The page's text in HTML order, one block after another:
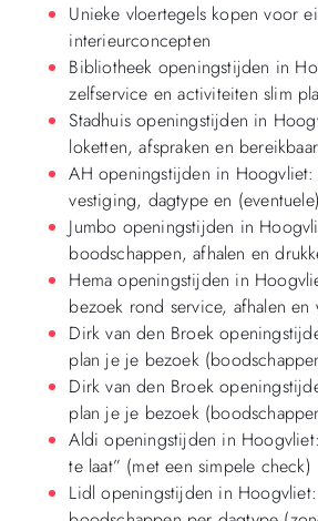
Unieke vloertegels kopen voor
interieurconcepten
Bibliotheek openingstijden in
zelfservice en activiteiten slim
Stadhuis openingstijden in
loketten, afspraken en
AH openingstijden in
vestiging, dagtype en
Jumbo openingstijden in
boodschappen, afhalen en
Hema openingstijden in
bezoek rond service, afhalen en
Dirk van den Broek
plan je je bezoek
Dirk van den Broek
plan je je bezoek
Aldi openingstijden in
te laat” (met een simpele check)
Lidl openingstijden in